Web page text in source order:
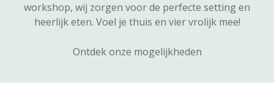
workshop, wij zorgen voor de perfecte setting en
heerlijk eten. Voel je thuis en vier vrolijk mee!
Ontdek onze mogelijkheden